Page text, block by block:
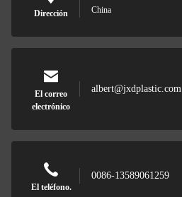
Dirección
China
El correo
electrónico
albert@jxdplastic.com
El teléfono.
0086-13589061259